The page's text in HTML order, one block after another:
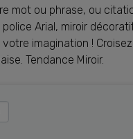
mot ou phrase, ou
Arial, miroir
imagination !
Tendance Miroir.